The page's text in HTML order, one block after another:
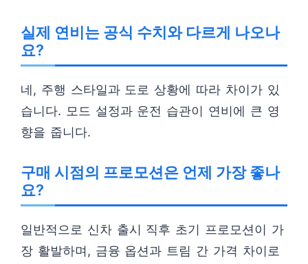
실제 연비는 공식 수치와 다르게 나오나
요?
네, 주행 스타일과 도로 상황에 따라 차이가 있
습니다. 모드 설정과 운전 습관이 연비에 큰 영
향을 줍니다.
구매 시점의 프로모션은 언제 가장 좋나
요?
일반적으로 신차 출시 직후 초기 프로모션이 가
장 활발하며, 금융 옵션과 트림 간 가격 차이로